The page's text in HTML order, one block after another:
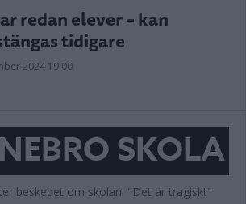
redan elever – kan
tidigare
2024 19.00
SKOLA